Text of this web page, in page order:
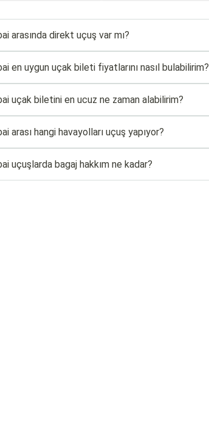
arasında direkt uçuş var mı?
en uygun uçak bileti fiyatlarını nasıl bulabilirim?
uçak biletini en ucuz ne zaman alabilirim?
arası hangi havayolları uçuş yapıyor?
uçuşlarda bagaj hakkım ne kadar?